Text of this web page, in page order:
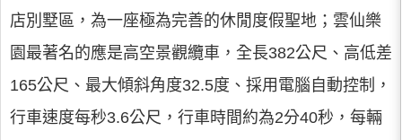
店別墅區，為一座極為完善的休閒度假聖地；雲仙樂
園最著名的應是高空景觀纜車，全長382公尺、高低差
165公尺、最大傾斜角度32.5度、採用電腦自動控制，
行車速度每秒3.6公尺，行車時間約為2分40秒，每輛